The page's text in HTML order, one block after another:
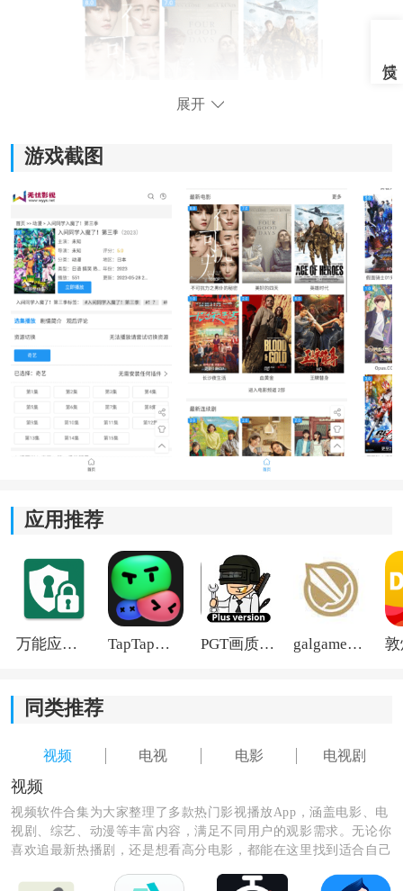
无忧影视软件功能：
1.智能搜索与联想：输入演员名、片名关键词会给出同系
2.分类筛选：支持按年份、地区、类型快速筛片，想找某
一年口碑剧或某地区经典片会更快定位。
3.收藏与追剧清单：把正在追的内容集中管理，更新后在
清单里一眼看到最新集数入口。
展开
游戏截图
应用推荐
万能应用隐藏 TapTap国际版2026 PGT画质助手旧版 galgame游戏盒子2026
同类推荐
视频 电视 电影 电视剧
视频
视频软件合集为大家整理了多款热门影视播放App，涵盖电影、电
视剧、综艺、动漫等丰富内容，满足不同用户的观影需求。无论你
喜欢追最新热播剧，还是想看高分电影，都能在这里找到适合自己
精彩观影时光，轻松告别剧荒。